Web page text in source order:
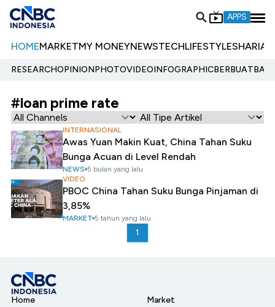
APPS
HOMEMARKETMY MONEYNEWSTECHLIFESTYLESHARIA
RESEARCHOPINIONPHOTOVIDEOINFOGRAPHIC
#loan prime rate
INTERNASIONAL
Awas Yuan Makin Kuat, China Tahan Suku
Bunga Acuan di Level Rendah
NEWS 5 bulan yang lalu
VIDEO
PBOC China Tahan Suku Bunga Pinjaman di
3,85%
MARKET 5 tahun yang lalu
1
Home
Market